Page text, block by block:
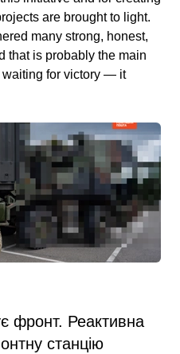
are brought to light.
many strong, honest,
is probably the main
waiting for victory — it
фронт. Реактивна
станцію